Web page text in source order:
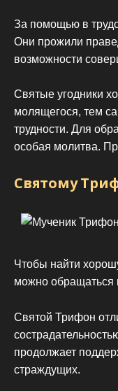
За помощью в
Они прожили
возможности
Святые угодники
молящегося, тем
трудности. Для
особая молитва.
Святому
Чтобы найти
можно обращаться
Святой Трифон
продолжает
страждущих.